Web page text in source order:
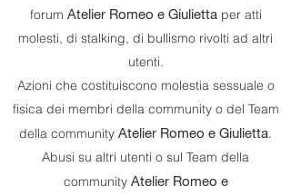
forum Atelier Romeo e Giulietta per atti
molesti, di stalking, di bullismo rivolti ad altri
utenti.
Azioni che costituiscono molestia sessuale o
fisica dei membri della community o del Team
della community Atelier Romeo e Giulietta.
Abusi su altri utenti o sul Team della
community Atelier Romeo e